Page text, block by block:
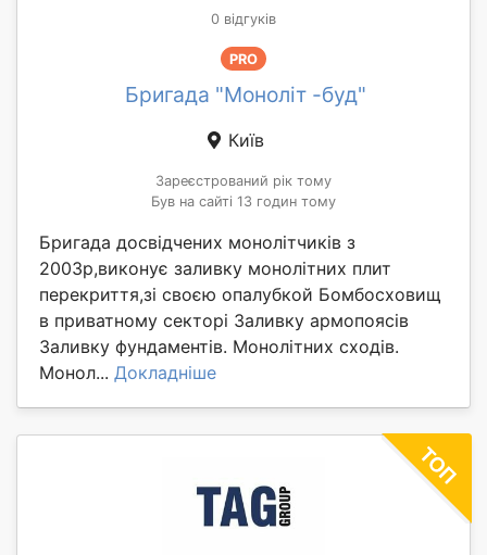
0 відгуків
PRO
Бригада "Моноліт -буд"
Київ
Зареєстрований рік тому
Був на сайті 13 годин тому
Бригада досвідчених монолітчиків з
2003р,виконує заливку монолітних плит
перекриття,зі своєю опалубкой Бомбосховищ
в приватному секторі Заливку армопоясів
Заливку фундаментів. Монолітних сходів.
Монол... Докладніше